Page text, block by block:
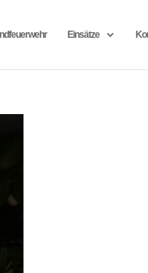
Einsätze